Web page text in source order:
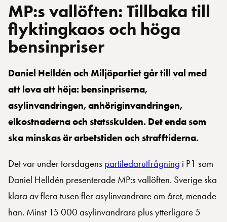
MP:s vallöften: Tillbaka till
flyktingkaos och höga
bensinpriser
Daniel Helldén och Miljöpartiet går till val med
att lova att höja: bensinpriserna,
asylinvandringen, anhöriginvandringen,
elkostnaderna och statsskulden. Det enda som
ska minskas är arbetstiden och strafftiderna.
Det var under torsdagens partiledarutfrågning i P1 som
Daniel Helldén presenterade MP:s vallöften. Sverige ska
klara av flera tusen fler asylinvandrare om året, menade
han. Minst 15 000 asylinvandrare plus ytterligare 5